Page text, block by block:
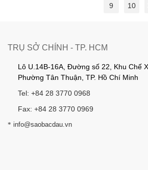
9
10
TRỤ SỞ CHÍNH - TP. HCM
Lô U.14B-16A, Đường số 22, Khu Chế
Phường Tân Thuận, TP. Hồ Chí Minh
Tel: +84 28 3770 0968
Fax: +84 28 3770 0969
* info@saobacdau.vn